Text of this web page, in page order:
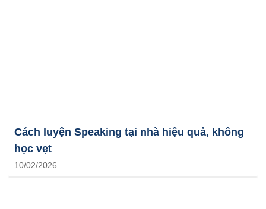
Cách luyện Speaking tại nhà hiệu quả, không
học vẹt
10/02/2026